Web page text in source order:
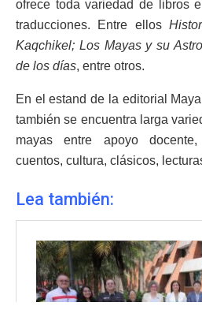
ofrece toda variedad de libros
traducciones. Entre ellos
Kaqchikel; Los Mayas y su
de los días, entre otros.
En el estand de la editorial
también se encuentra larga
mayas entre apoyo
cuentos, cultura, clásicos,
Lea también: